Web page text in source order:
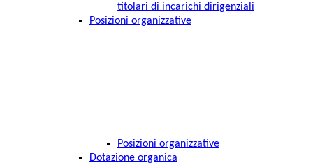
titolari di incarichi dirigenziali
Posizioni organizzative
Posizioni organizzative
Dotazione organica